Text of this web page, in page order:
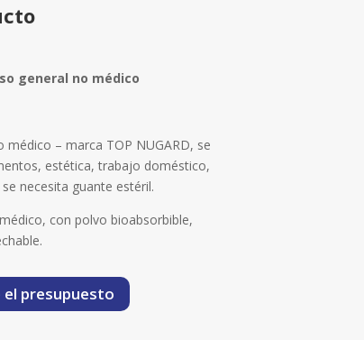
general no médico
– marca TOP NUGARD, se
estética, trabajo doméstico,
necesita guante estéril.
con polvo bioabsorbible,
el presupuesto